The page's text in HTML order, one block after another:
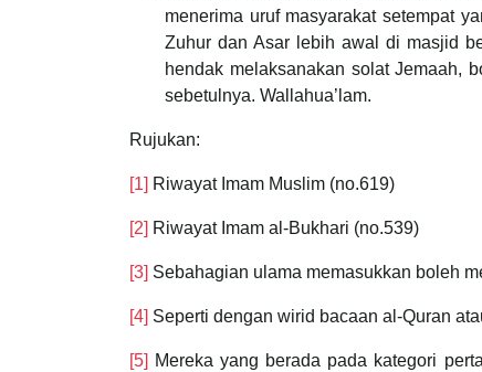
menerima uruf masyarakat setempat
Zuhur dan Asar lebih awal di masjid
hendak melaksanakan solat Jemaah,
sebetulnya. Wallahua’lam.
Rujukan:
[1] Riwayat Imam Muslim (no.619)
[2] Riwayat Imam al-Bukhari (no.539)
[3] Sebahagian ulama memasukkan boleh
[4] Seperti dengan wirid bacaan al-Quran
[5] Mereka yang berada pada kategori